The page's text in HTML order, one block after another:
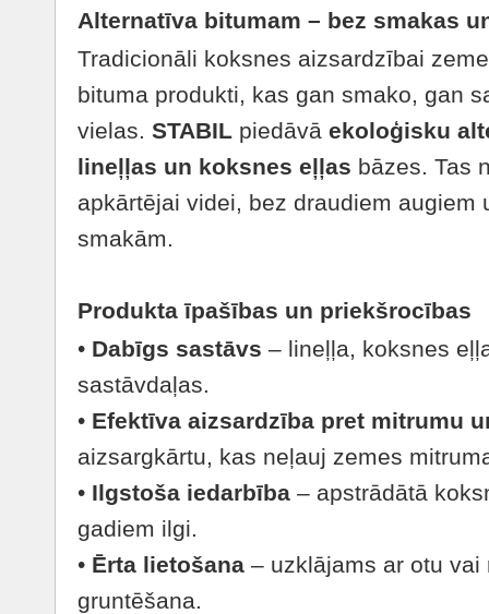
Alternatīva bitumam – bez smakas
Tradicionāli koksnes aizsardzībai
bituma produkti, kas gan smako, gan
vielas. STABIL piedāvā ekoloģisku
lineļļas un koksnes eļļas bāzes. Tas
apkārtējai videi, bez draudiem augiem
smakām.
Produkta īpašības un priekšrocības
• Dabīgs sastāvs – lineļļa, koksnes
sastāvdaļas.
• Efektīva aizsardzība pret mitrumu
aizsargkārtu, kas neļauj zemes
• Ilgstoša iedarbība – apstrādātā
gadiem ilgi.
• Ērta lietošana – uzklājams ar otu
gruntēšana.